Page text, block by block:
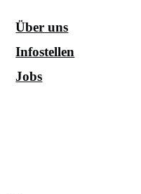
Über uns
Infostellen
Jobs